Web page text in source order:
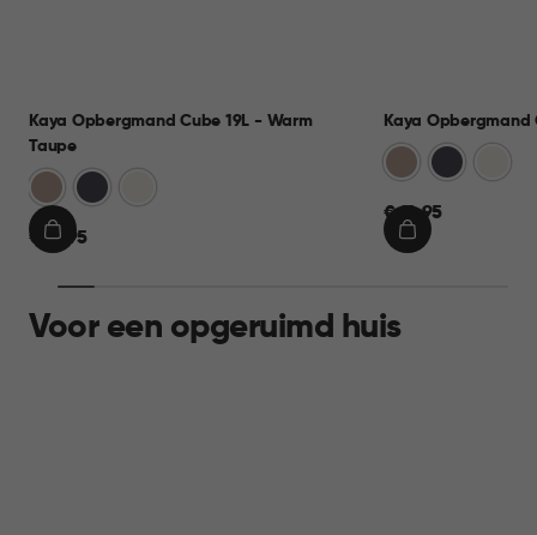
Kaya Opbergmand Cube 19L - Warm
Taupe
Warm
Taupe
Antraciet
€€ 12,95
IN
Kaya Opbergmand
WarmAntraciet
€
12,95
€ 12,95
IN
Voor een opgeruimd huis